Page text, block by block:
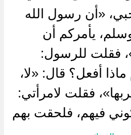
«أن رسول الله
يأمركم أن
فقلت للرسول:
أفعل؟ قال: «لا،
فقلت لامرأتي:
فيهم، فلحقت بهم